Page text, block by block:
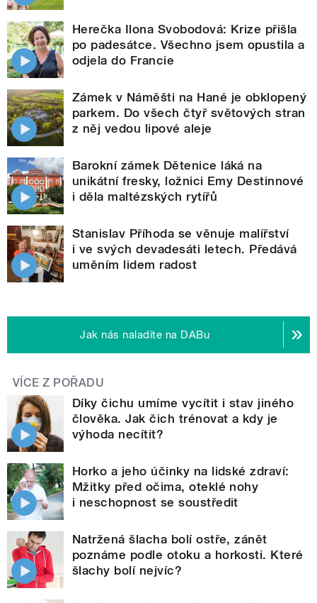
Herečka Ilona Svobodová: Krize přišla
po padesátce. Všechno jsem opustila a
odjela do Francie
Zámek v Náměšti na Hané je obklopený
parkem. Do všech čtyř světových stran
z něj vedou lipové aleje
Barokní zámek Dětenice láká na
unikátní fresky, ložnici Emy Destinnové
i děla maltézských rytířů
Stanislav Příhoda se věnuje malířství
i ve svých devadesáti letech. Předává
uměním lidem radost
Jak nás naladíte na DABu
VÍCE Z POŘADU
Díky čichu umíme vycítit i stav jiného
člověka. Jak čich trénovat a kdy je
výhoda necítit?
Horko a jeho účinky na lidské zdraví:
Mžitky před očima, oteklé nohy
i neschopnost se soustředit
Natržená šlacha bolí ostře, zánět
poznáme podle otoku a horkosti. Které
šlachy bolí nejvíc?